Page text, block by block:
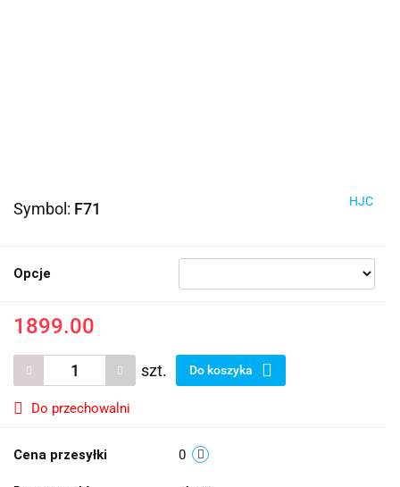
Symbol: F71 HJC
Opcje
1899.00
szt. Do koszyka
Do przechowalni
Cena przesyłki 0